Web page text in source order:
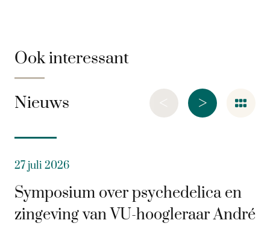
Ook interessant
Nieuws >
<
27 juli 2026
Symposium over psychedelica en
zingeving van VU-hoogleraar André